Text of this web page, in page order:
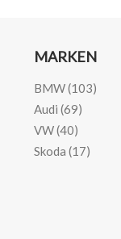
MARKEN
BMW (103)
Audi (69)
VW (40)
Skoda (17)